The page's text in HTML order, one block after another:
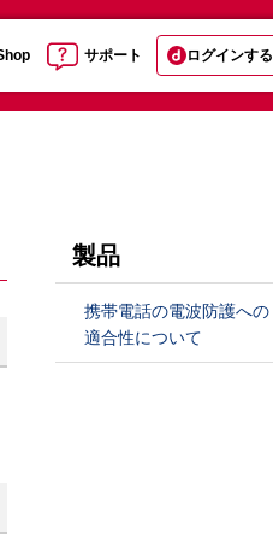
サポート ログインする
製品
携帯電話の電波防護への
適合性について